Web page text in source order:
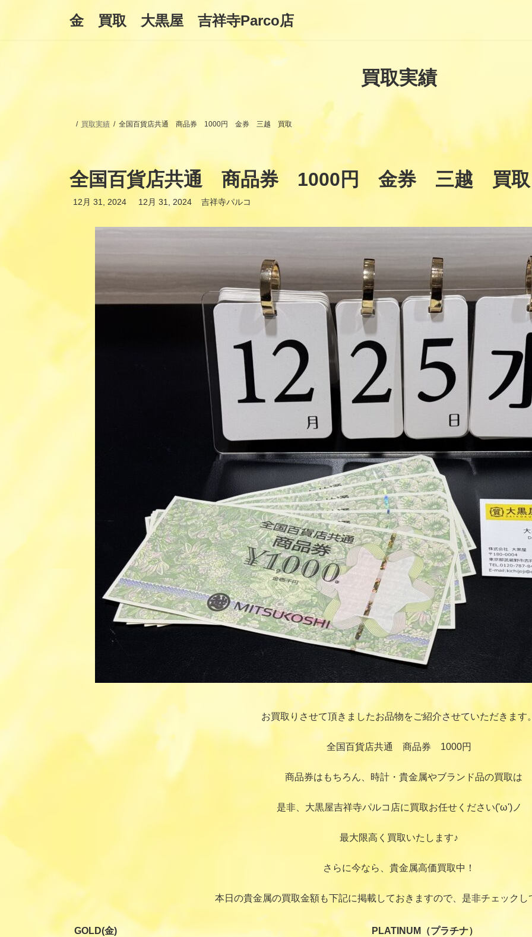
金 買取 大黒屋 吉祥寺Parco店
買取実績
買取実績 全国百貨店共通 商品券 1000円 金券 三越 買取
全国百貨店共通 商品券 1000円 金券 三越 買取
12月 31, 2024
最
12月 31, 2024 吉祥寺パルコ
お買取りさせて頂きましたお品物をご紹介させていただきます
全国百貨店共通 商品券 1000円
商品券はもちろん、時計・貴金属やブランド品の買取は
是非、大黒屋吉祥寺パルコ店に買取お任せください('ω')ノ
最大限高く買取いたします♪
さらに今なら、貴金属高価買取中！
本日の貴金属の買取金額も下記に掲載しておきますので、是非チェック
GOLD(金) PLATINUM（プラチナ）